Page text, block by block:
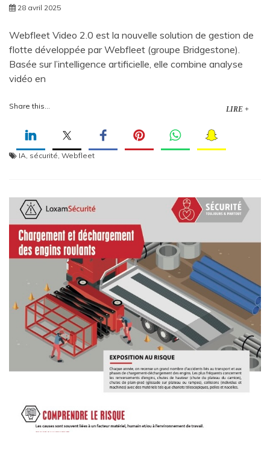
28 avril 2025
Webfleet Video 2.0 est la nouvelle solution de gestion de
flotte développée par Webfleet (groupe Bridgestone).
Basée sur l’intelligence artificielle, elle combine analyse
vidéo en
Share this... LIRE +
IA, sécurité, Webfleet